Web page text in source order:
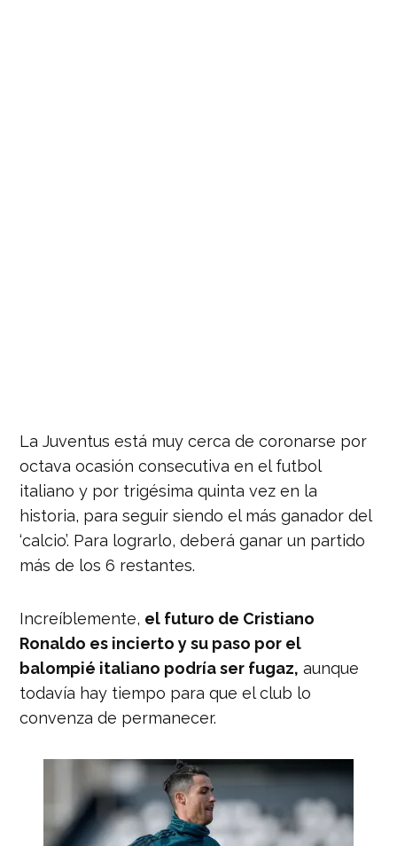
La Juventus está muy cerca de coronarse por
octava ocasión consecutiva en el futbol
italiano y por trigésima quinta vez en la
historia, para seguir siendo el más ganador del
‘calcio’. Para lograrlo, deberá ganar un partido
más de los 6 restantes.
Increíblemente, el futuro de Cristiano
Ronaldo es incierto y su paso por el
balompié italiano podría ser fugaz, aunque
todavía hay tiempo para que el club lo
convenza de permanecer.